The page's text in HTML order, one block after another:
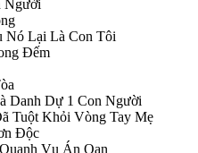
Người
Nó Lại Là Con Tôi
Đếm
Danh Dự 1 Con Người
Tuột Khỏi Vòng Tay Mẹ
Độc
Vụ Án Oan